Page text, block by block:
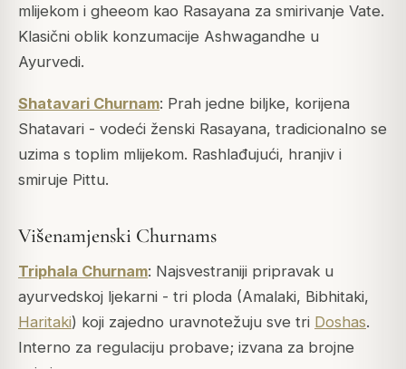
mlijekom i gheeom kao Rasayana za smirivanje Vate.
Klasični oblik konzumacije Ashwagandhe u
Ayurvedi.
Shatavari Churnam: Prah jedne biljke, korijena
Shatavari - vodeći ženski Rasayana, tradicionalno se
uzima s toplim mlijekom. Rashlađujući, hranjiv i
smiruje Pittu.
Višenamjenski Churnams
Triphala Churnam: Najsvestraniji pripravak u
ayurvedskoj ljekarni - tri ploda (Amalaki, Bibhitaki,
Haritaki) koji zajedno uravnotežuju sve tri Doshas.
Interno za regulaciju probave; izvana za brojne